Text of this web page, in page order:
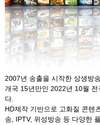
2007년 송출을 시작한 상생방
개국 15년만인 2022년 10월
다.
HD제작 기반으로 고화질 콘텐
송, IPTV, 위성방송 등 다양한